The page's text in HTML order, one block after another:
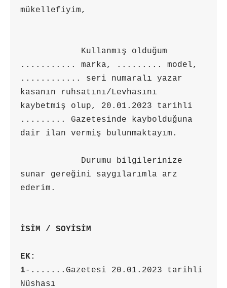
mükellefiyim,
........... marka, ......... model,
............ seri numaralı yazar
kasanın ruhsatını/Levhasını
kaybetmiş olup, 20.01.2023 tarihli
......... Gazetesinde kaybolduğuna
dair ilan vermiş bulunmaktayım.
sunar gereğini saygılarımla arz
ederim.
İSİM / SOYİSİM
EK:
1-.......Gazetesi 20.01.2023 tarihli
Nüshası